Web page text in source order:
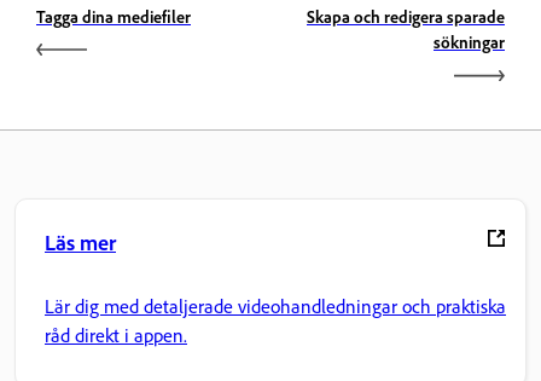
Tagga dina mediefiler
Skapa och redigera sparade
sökningar
Läs mer
Lär dig med detaljerade videohandledningar och praktiska
råd direkt i appen.